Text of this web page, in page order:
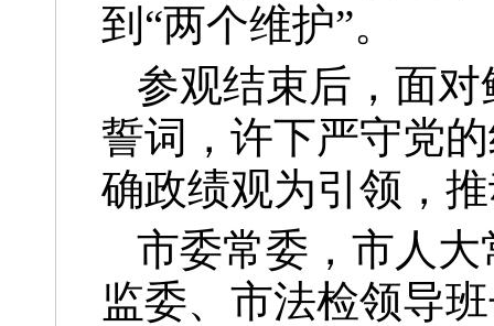
到“两个维护”。
参观结束后，面
誓词，许下严守党
确政绩观为引领，
市委常委，市人
监委、市法检领导